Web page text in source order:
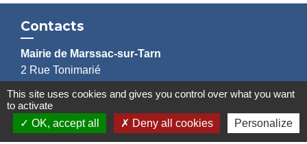
Contacts
Mairie de Marssac-sur-Tarn
2 Rue Tonimarié
+33 5 63 55 40 47
accueil@marssac-sur-tarn.fr
This site uses cookies and gives you control over what you want
to activate
OK, accept all
Deny all cookies Personalize